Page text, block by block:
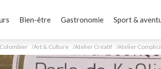
Bien-être Gastronomie Sport &
Art & Culture Atelier Créatif Atelier